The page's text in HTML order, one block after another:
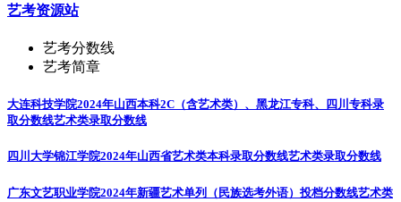
艺考资源站
艺考分数线
艺考简章
大连科技学院2024年山西本科2C（含艺术类）、黑龙江专科、四川专科录
取分数线艺术类录取分数线
四川大学锦江学院2024年山西省艺术类本科录取分数线艺术类录取分数线
广东文艺职业学院2024年新疆艺术单列（民族选考外语）投档分数线艺术类